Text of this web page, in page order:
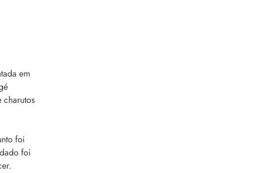
em
foi
foi